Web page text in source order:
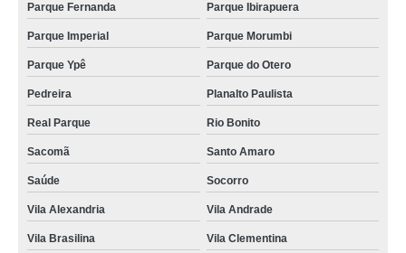
onde tem piso vinílico durafloor city Jardim São Cristóvão
onde tem piso vinílico durafloor urban cartagena Vila Esperança
piso vinílico durafloor urban turim Vila Gomes Cardim
onde acho piso vinílico durafloor atlanta Alto da Mooca
piso vinílico durafloor urban turim orçamento Alto do Boa Vista
onde acho piso vinílico durafloor boston Vila Formosa
pisos vinílicos durafloor urban Ermelino Matarazzo
Parque Fernanda Parque Ibirapuera
Parque Imperial Parque Morumbi
Parque Ypê Parque do Otero
Pedreira Planalto Paulista
Real Parque Rio Bonito
Sacomã Santo Amaro
Saúde Socorro
Vila Alexandria Vila Andrade
Vila Brasilina Vila Clementina